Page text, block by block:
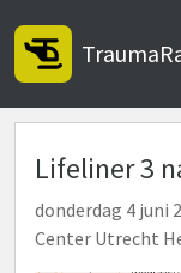
Lifeliner 3
donderdag 4 juni
Center Utrecht